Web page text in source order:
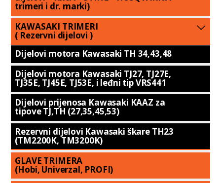
trimeri i dr. marki)
KAWASAKI TRIMERI
( Rezervni dijelovi )
Dijelovi motora Kawasaki TH 34,43,48
Dijelovi motora Kawasaki TJ27, TJ27E,
TJ35E, TJ45E, TJ53E, i leđni tip VRS441
Dijelovi prijenosa Kawasaki KAAZ za
tipove TJ,TH (27,35,45,53)
Rezervni dijelovi Kawasaki škare TH23
(TM2200K, TM3200K)
GLAVE TRIMERA
(Hobi, Univerzal, PROFI)